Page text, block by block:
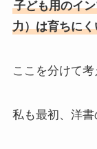
子ども用のイ
力）は育ちにく
ここを分けて考
私も最初、洋書